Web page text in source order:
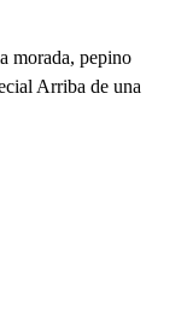
morada, pepino
Arriba de una